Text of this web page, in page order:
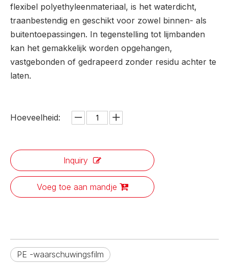
flexibel polyethyleenmateriaal, is het waterdicht,
traanbestendig en geschikt voor zowel binnen- als
buitentoepassingen. In tegenstelling tot lijmbanden
kan het gemakkelijk worden opgehangen,
vastgebonden of gedrapeerd zonder residu achter te
laten.
Hoeveelheid:
Inquiry
Voeg toe aan mandje
PE -waarschuwingsfilm